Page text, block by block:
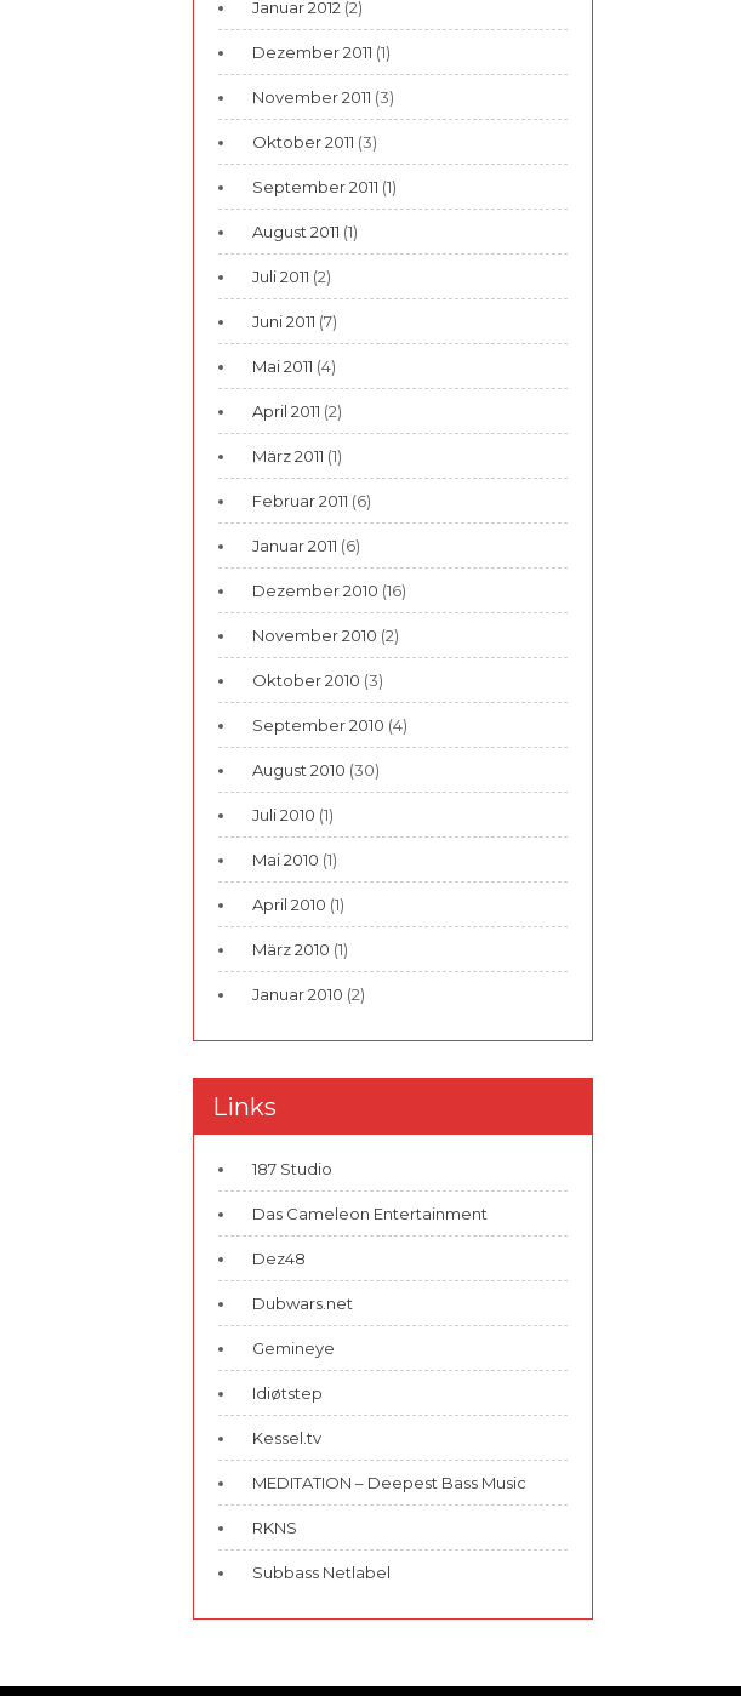
Januar 2012 (2)
Dezember 2011 (1)
November 2011 (3)
Oktober 2011 (3)
September 2011 (1)
August 2011 (1)
Juli 2011 (2)
Juni 2011 (7)
Mai 2011 (4)
April 2011 (2)
März 2011 (1)
Februar 2011 (6)
Januar 2011 (6)
Dezember 2010 (16)
November 2010 (2)
Oktober 2010 (3)
September 2010 (4)
August 2010 (30)
Juli 2010 (1)
Mai 2010 (1)
April 2010 (1)
März 2010 (1)
Januar 2010 (2)
Links
187 Studio
Das Cameleon Entertainment
Dez48
Dubwars.net
Gemineye
Idiøtstep
Kessel.tv
MEDITATION – Deepest Bass Music
RKNS
Subbass Netlabel